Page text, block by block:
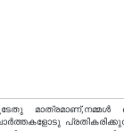
മാത്രമാണ്,നമ്മൾ